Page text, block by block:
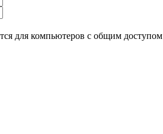
для компьютеров с общим доступом